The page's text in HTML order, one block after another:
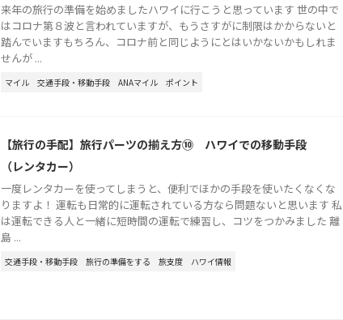
来年の旅行の準備を始めましたハワイに行こうと思っています 世の中で
はコロナ第８波と言われていますが、もうさすがに制限はかからないと
踏んでいますもちろん、コロナ前と同じようにとはいかないかもしれま
せんが ...
マイル 交通手段・移動手段 ANAマイル ポイント
【旅行の手配】旅行パーツの揃え方⑩ ハワイでの移動手段
（レンタカー）
一度レンタカーを使ってしまうと、便利でほかの手段を使いたくなくな
りますよ！ 運転も日常的に運転されている方なら問題ないと思います 私
は運転できる人と一緒に短時間の運転で練習し、コツをつかみました 離
島 ...
交通手段・移動手段 旅行の準備をする 旅支度 ハワイ情報